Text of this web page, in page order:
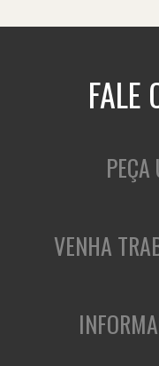
FALE
VENHA